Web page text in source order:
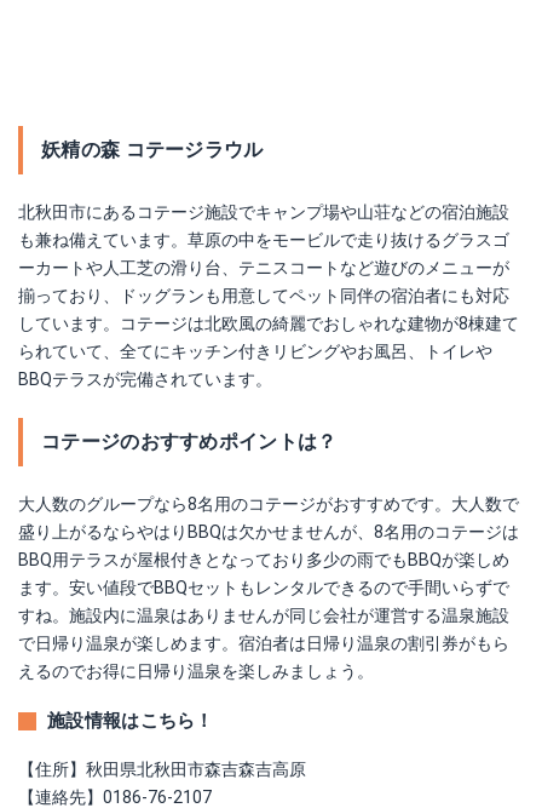
妖精の森 コテージラウル
北秋田市にあるコテージ施設でキャンプ場や山荘などの宿泊施設
も兼ね備えています。草原の中をモービルで走り抜けるグラスゴ
ーカートや人工芝の滑り台、テニスコートなど遊びのメニューが
揃っており、ドッグランも用意してペット同伴の宿泊者にも対応
しています。コテージは北欧風の綺麗でおしゃれな建物が8棟建て
られていて、全てにキッチン付きリビングやお風呂、トイレや
BBQテラスが完備されています。
コテージのおすすめポイントは？
大人数のグループなら8名用のコテージがおすすめです。大人数で
盛り上がるならやはりBBQは欠かせませんが、8名用のコテージは
BBQ用テラスが屋根付きとなっており多少の雨でもBBQが楽しめ
ます。安い値段でBBQセットもレンタルできるので手間いらずで
すね。施設内に温泉はありませんが同じ会社が運営する温泉施設
で日帰り温泉が楽しめます。宿泊者は日帰り温泉の割引券がもら
えるのでお得に日帰り温泉を楽しみましょう。
施設情報はこちら！
【住所】秋田県北秋田市森吉森吉高原
【連絡先】0186-76-2107